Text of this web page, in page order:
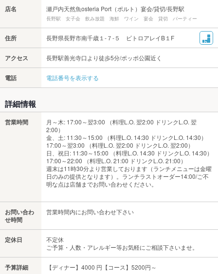
店名 瀬戸内天然魚osteria Port（ポルト）宴会/貸切/長野駅
長野駅 女子会 飲み放題 海鮮 ワイン 宴会 貸切 パーティー
住所 長野県長野市南千歳１-７-５ ビトロアレイB１F
アクセス 長野駅善光寺口より徒歩5分/ポッポ公園近く
電話 電話番号を表示する
詳細情報
営業時間
月～木: 17:00～翌3:00 （料理L.O. 翌2:00 ドリンクL.O. 翌
2:00）
金、土: 11:30～15:00 （料理L.O. 14:30 ドリンクL.O. 14:30）
17:00～翌3:00 （料理L.O. 翌2:00 ドリンクL.O. 翌2:00）
日、祝日: 11:30～15:00 （料理L.O. 14:30 ドリンクL.O. 14:30）
17:00～22:00 （料理L.O. 21:00 ドリンクL.O. 21:00）
週末は11時30分より営業しております（ランチメニューは金曜
日のみの提供となります）。ランチラストオーダー14:00/ご不
明な点は店舗までお問い合わせください。
お問い合わ
せ時間
営業時間内にお問い合わせ下さい
定休日
不定休
ご予算・人数・アレルギー等お気軽にご相談下さいませ。
予算詳細 【ディナー】4000 円【コース】5200円～